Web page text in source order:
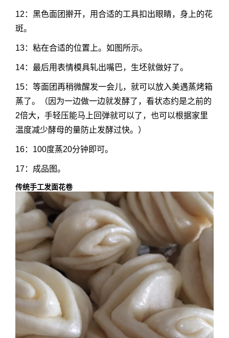
12：黑色面团擀开，用合适的工具扣出眼睛，身上的花
斑。
13：粘在合适的位置上。如图所示。
14：最后用表情模具轧出嘴巴，生坯就做好了。
15：等面团再稍微醒发一会儿，就可以放入美遇蒸烤箱
蒸了。（因为一边做一边就发酵了，看状态约是之前的
2倍大，手轻压能马上回弹就可以了，也可以根据家里
温度减少酵母的量防止发酵过快。）
16：100度蒸20分钟即可。
17：成品图。
传统手工发面花卷